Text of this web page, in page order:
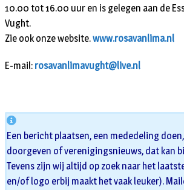
10.00 tot 16.00 uur en is gelegen aan de
Vught.
Zie ook onze website.www.rosavanlima.nl
E-mail: rosavanlimavught@live.nl
Een bericht plaatsen, een mededeling
doorgeven of verenigingsnieuws, dat kan
Tevens zijn wij altijd op zoek naar het
en/of logo erbij maakt het vaak leuker).